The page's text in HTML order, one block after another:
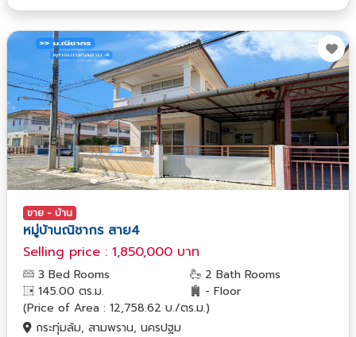
ขาย - บ้าน
หมู่บ้านณิชากร สาย4
Selling price : 1,850,000 บาท
3 Bed Rooms
2 Bath Rooms
145.00 ตร.ม.
- Floor
(Price of Area : 12,758.62 บ./ตร.ม.)
กระทุ่มล้ม, สามพราน, นครปฐม